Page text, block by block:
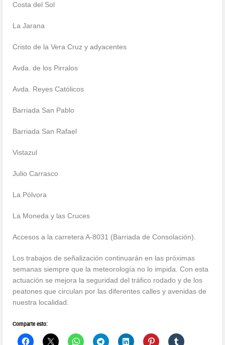
Costa del Sol
La Jarana
Cristo de la Vera Cruz y adyacentes
Avda. de los Pirralos
Avda. Reyes Católicos
Barriada San Pablo
Barriada San Rafael
Vistazul
Julio Carrasco
La Pólvora
La Moneda y las Cruces
Accesos a la carretera A-8031 (Barriada de Consolación).
Los trabajos de señalización continuarán en las próximas
semanas siempre que la meteorología no lo impida. Con esta
actuación se mejora la seguridad del tráfico rodado y de los
peatones que circulan por las diferentes calles y avenidas de
nuestra localidad.
Comparte esto: